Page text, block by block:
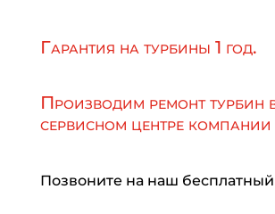
Гарантия на турбины 1 год.
Производим ремонт турбин
сервисном центре компании
Позвоните на наш